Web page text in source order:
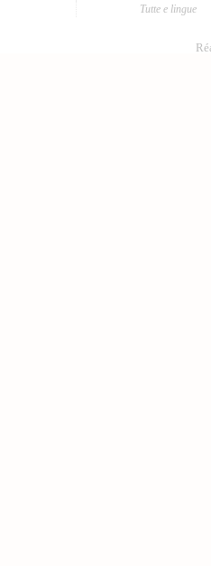
Tutte e lingue